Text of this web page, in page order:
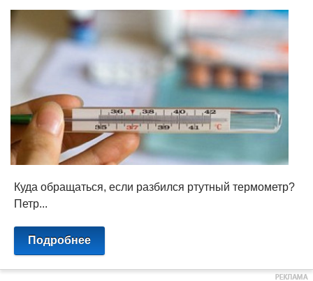
Куда обращаться, если разбился ртутный термометр?
Петр...
Подробнее